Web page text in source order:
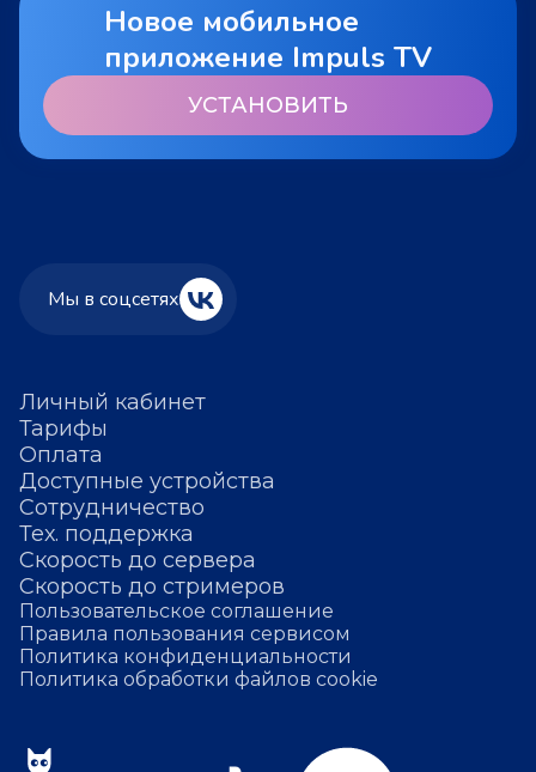
Новое мобильное
приложение Impuls TV
УСТАНОВИТЬ
Личный кабинет
Тарифы
Оплата
Доступные устройства
Сотрудничество
Тех. поддержка
Скорость до сервера
Скорость до стримеров
Пользовательское соглашение
Правила пользования сервисом
Политика конфиденциальности
Политика обработки файлов cookie
Мы в соцсетях